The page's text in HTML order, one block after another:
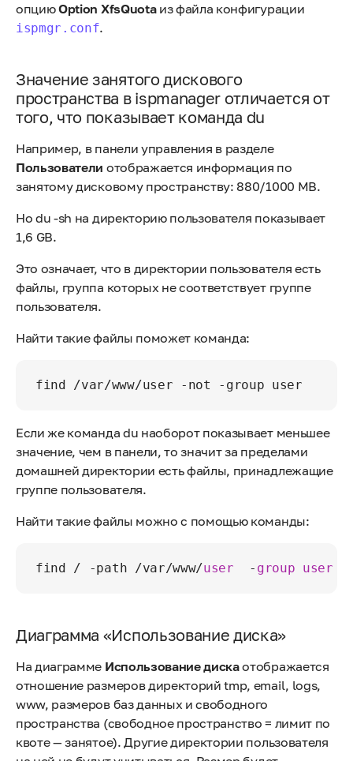
опциюOption XfsQuotaиз файла конфигурации
ispmgr.conf.
Значение занятого дискового
пространства в ispmanager отличается от
того, что показывает команда du
Например, в панели управления в разделе
Пользователи отображается информация по
занятому дисковому пространству: 880/1000 MB.
Но du -sh на директорию пользователя показывает
1,6 GB.
Это означает, что в директории пользователя есть
файлы, группа которых не соответствует группе
пользователя.
Найти такие файлы поможет команда:
find /var/www/user -not -group user
Если же команда du наоборот показывает меньшее
значение, чем в панели, то значит за пределами
домашней директории есть файлы, принадлежащие
группе пользователя.
Найти такие файлы можно с помощью команды:
find / -path /var/www/user - group user
Диаграмма «Использование диска»
На диаграмме Использование дискаотображается
отношение размеров директорий tmp, email, logs,
www, размеров баз данных и свободного
пространства (свободное пространство = лимит по
квоте — занятое). Другие директории пользователя